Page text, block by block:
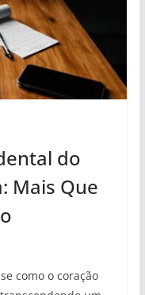
do
Mais Que
como o coração